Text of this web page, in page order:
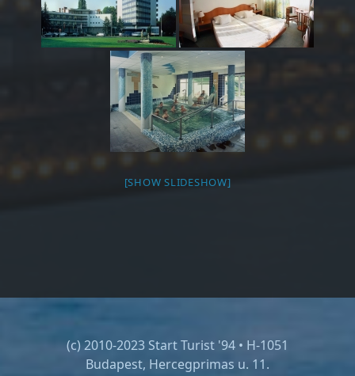
[SHOW SLIDESHOW]
(c) 2010-2023 Start Turist '94 • H-1051
Budapest, Hercegprimas u. 11.